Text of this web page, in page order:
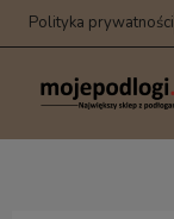
Polityka prywatności